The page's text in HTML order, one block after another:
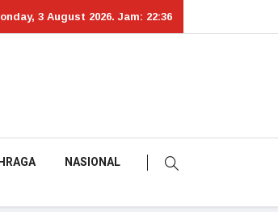
3 August 2026. Jam: 22:36
NASIONAL